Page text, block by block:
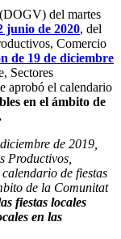
del martes
junio de 2020, del
Comercio
de 19 de diciembre
Sectores
aprobó el calendario
en el ámbito de
de 2019,
Productivos,
de fiestas
de la Comunitat
fiestas locales
en las